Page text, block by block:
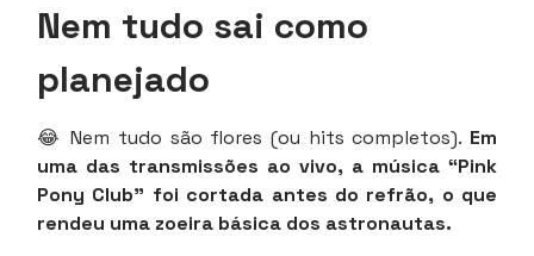
Nem tudo sai como
planejado
😂 Nem tudo são flores (ou hits completos). Em
uma das transmissões ao vivo, a música “Pink
Pony Club” foi cortada antes do refrão, o que
rendeu uma zoeira básica dos astronautas.